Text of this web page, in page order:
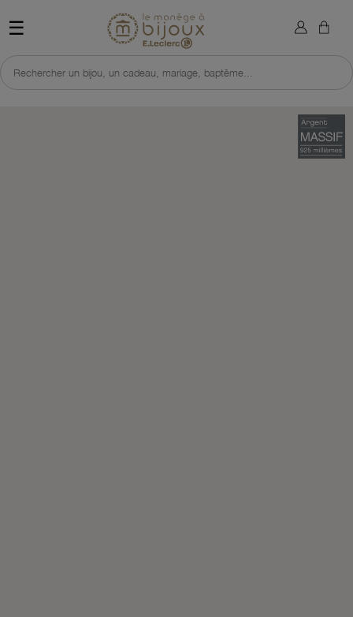
☰ Retour à l'accueil du site
Rechercher un bijou, un cadeau, mariage, baptême...
×